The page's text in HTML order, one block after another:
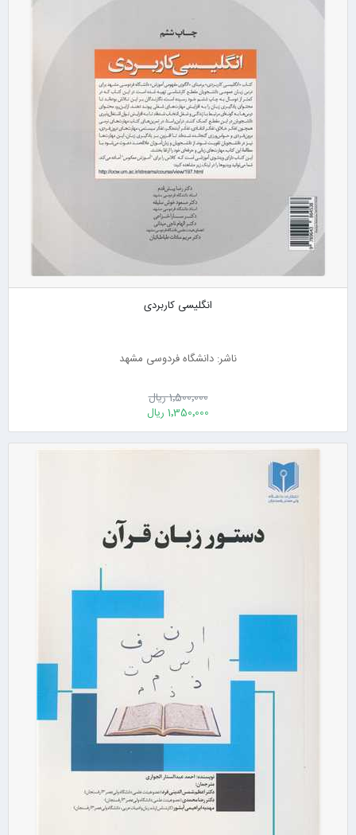
انگلیسی کاربردی
ناشر: دانشگاه فردوسی مشهد
1٬500٬000 ریال
1٬350٬000 ریال